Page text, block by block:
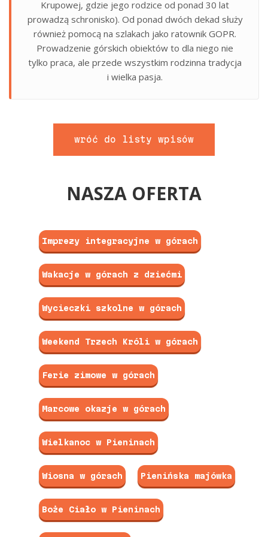
Krupowej, gdzie jego rodzice od ponad 30 lat
prowadzą schronisko). Od ponad dwóch dekad służy
również pomocą na szlakach jako ratownik GOPR.
Prowadzenie górskich obiektów to dla niego nie
tylko praca, ale przede wszystkim rodzinna tradycja
i wielka pasja.
wróć do listy wpisów
NASZA OFERTA
Imprezy integracyjne w górach
Wakacje w górach z dziećmi
Wycieczki szkolne w górach
Weekend Trzech Króli w górach
Ferie zimowe w górach
Marcowe okazje w górach
Wielkanoc w Pieninach
Wiosna w górach Pienińska majówka
Boże Ciało w Pieninach